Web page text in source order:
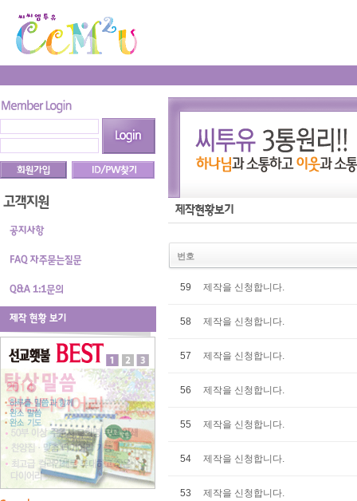
번호
59 제작을 신청합니다.
58 제작을 신청합니다.
57 제작을 신청합니다.
56 제작을 신청합니다.
55 제작을 신청합니다.
54 제작을 신청합니다.
53 제작을 신청합니다.